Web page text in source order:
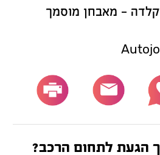
– מאבחן מוסמך
הגעת לתחום הרכב?